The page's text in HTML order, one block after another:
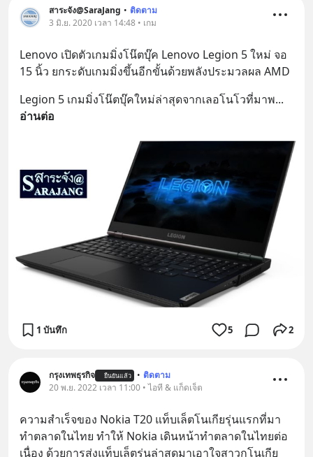
สาระจัง@SaraJang • ติดตาม
3 มิ.ย. 2020 เวลา 14:48 • เกม
Lenovo เปิดตัวเกมมิ่งโน๊ตบุ๊ค Lenovo Legion 5 ใหม่ จอ
15 นิ้ว ยกระดับเกมมิ่งขึ้นอีกขั้นด้วยพลังประมวลผล AMD
Legion 5 เกมมิ่งโน๊ตบุ๊คใหม่ล่าสุดจากเลอโนโวที่มาพ
อ่านต่อ
1 บันทึก 5 2
กรุงเทพธุรกิจ ยืนยันแล้ว • ติดตาม
20 พ.ย. 2022 เวลา 11:00 • ไอที & แก็ดเจ็ต
ความสำเร็จของ Nokia T20 แท็บเล็ตโนเกียรุ่นแรกที่มา
ทำตลาดในไทย ทำให้ Nokia เดินหน้าทำตลาดในไทยต่อ
เนื่อง ด้วยการส่งแท็บเล็ตรุ่นล่าสุดมาเอาใจสาวกโนเกีย